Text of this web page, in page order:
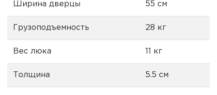
Ширина дверцы 55 см
Грузоподъемность 28 кг
Вес люка 11 кг
Толщина 5.5 см